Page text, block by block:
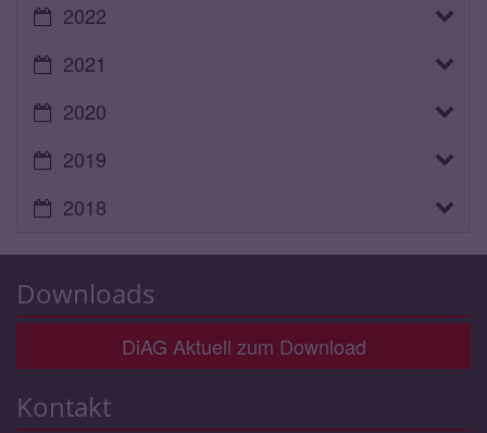
2022
2021
2020
2019
2018
Downloads
DiAG Aktuell zum Download
Kontakt